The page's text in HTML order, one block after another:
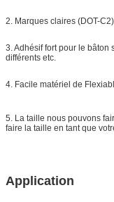
2. Marques claires (DOT-
3. Adhésif fort pour le bâton
différents etc.
4. Facile matériel de
5. La taille nous pouvons
faire la taille en tant que
Application